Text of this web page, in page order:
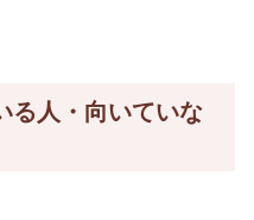
る人・向いていな